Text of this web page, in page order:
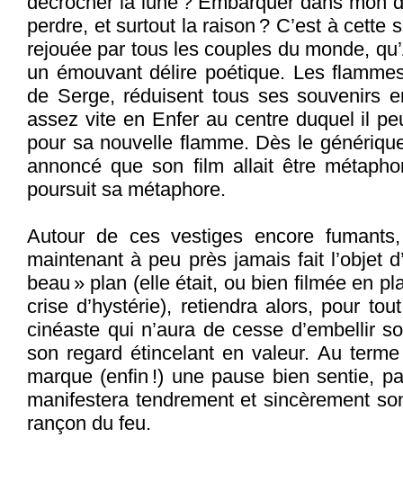
perdre, et surtout la raison ? C’est à cette
rejouée par tous les couples du monde,
un émouvant délire poétique. Les
de Serge, réduisent tous ses souvenirs
assez vite en Enfer au centre duquel il
pour sa nouvelle flamme. Dès le
annoncé que son film allait être
poursuit sa métaphore.
Autour de ces vestiges encore
maintenant à peu près jamais fait l’objet
beau » plan (elle était, ou bien filmée en
crise d’hystérie), retiendra alors, pour
cinéaste qui n’aura de cesse d’embellir
son regard étincelant en valeur. Au
marque (enfin !) une pause bien sentie,
manifestera tendrement et sincèrement
rançon du feu.